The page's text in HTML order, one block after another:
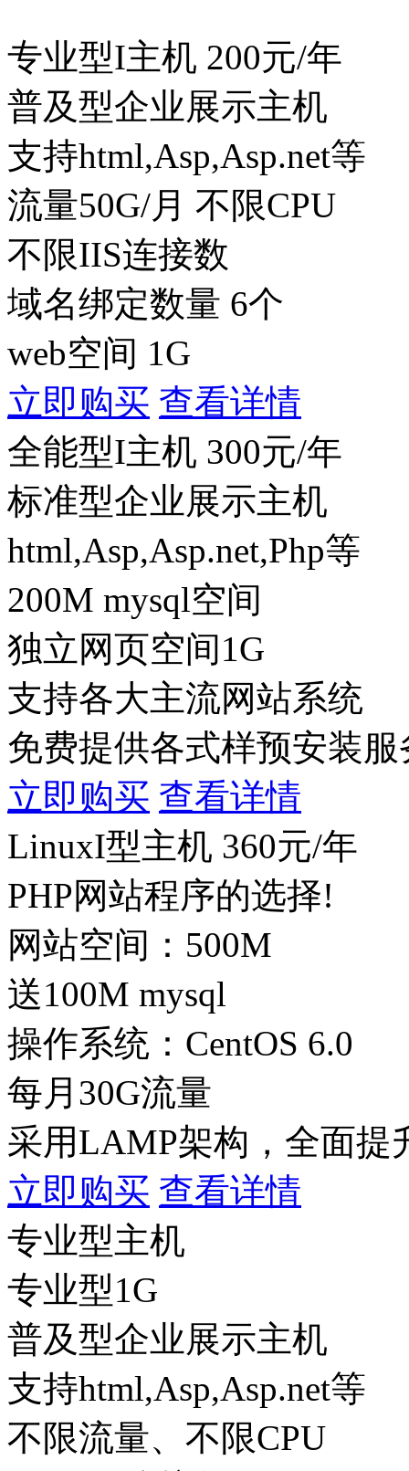
专业型I主机 200元/年
普及型企业展示主机
支持html,Asp,Asp.net等
流量50G/月 不限CPU
不限IIS连接数
域名绑定数量 6个
web空间 1G
立即购买 查看详情
全能型I主机 300元/年
标准型企业展示主机
html,Asp,Asp.net,Php等
200M mysql空间
独立网页空间1G
支持各大主流网站系统
免费提供各式样预安装服
立即购买 查看详情
LinuxI型主机 360元/年
PHP网站程序的选择!
网站空间：500M
送100M mysql
操作系统：CentOS 6.0
每月30G流量
采用LAMP架构，全面提
立即购买 查看详情
专业型主机
专业型1G
普及型企业展示主机
支持html,Asp,Asp.net等
不限流量、不限CPU